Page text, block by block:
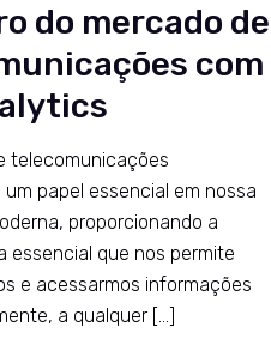
do mercado de
com
telecomunicações
papel essencial em nossa
proporcionando a
essencial que nos permite
e acessarmos informações
a qualquer […]